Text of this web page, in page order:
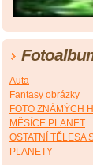
Auta
Fantasy obrázky
FOTO ZNÁMÝCH
MĚSÍCE PLANET
OSTATNÍ TĚLESA
PLANETY